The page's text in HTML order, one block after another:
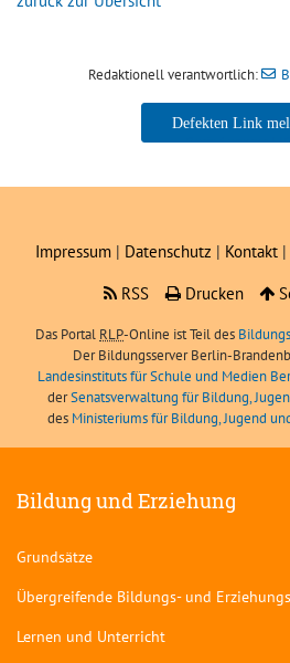
Redaktionell verantwortlich:
Boris Angerer,
Impressum | Datenschutz | Kontakt |
RSS
Drucken
Das Portal RLP-Online ist Teil des
Der Bildungsserver Berlin-
Landesinstituts für Schule und Medien
derSenatsverwaltung für Bildung,
des Ministeriums für Bildung, Jugend
Bildung und Erziehung
Grundsätze
Übergreifende Bildungs- und
Lernen und Unterricht